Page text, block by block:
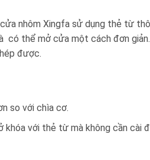
nhôm Xingfa sử dụng thẻ từ
có thể mở cửa một cách đơn
được.
so với chìa cơ.
khóa với thẻ từ mà không cần